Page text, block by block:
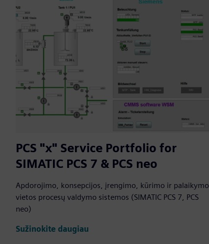
PCS "x" Service Portfolio for
SIMATIC PCS 7 & PCS neo
Apdorojimo, konsepcijos, įrengimo, kūrimo ir palaikymo
vietos procesų valdymo sistemos (SIMATIC PCS 7, PCS
neo)
Sužinokite daugiau